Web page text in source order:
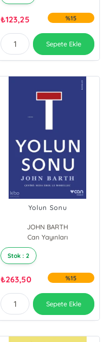
₺123,25 %15
Sepete Ekle
Yolun Sonu
JOHN BARTH
Can Yayınları
Stok : 2
₺263,50 %15
Sepete Ekle